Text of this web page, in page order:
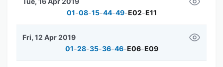
01-08-15-44-49-E02-E11
01-28-35-36-46-E06-E09
Fri, 12 Apr 2019